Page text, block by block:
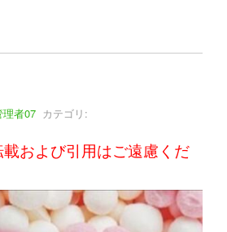
理者07 カテゴリ:
および引用はご遠慮くだ